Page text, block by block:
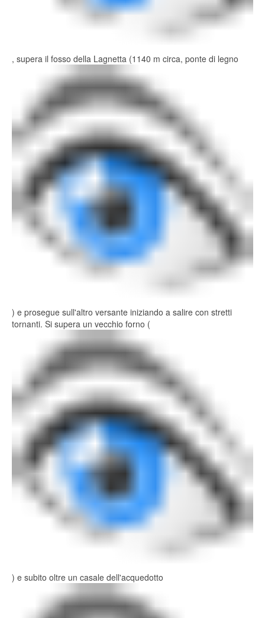
, supera il fosso della Lagnetta (1140 m circa, ponte di legno
) e prosegue sull'altro versante iniziando a salire con stretti
tornanti. Si supera un vecchio forno (
) e subito oltre un casale dell'acquedotto